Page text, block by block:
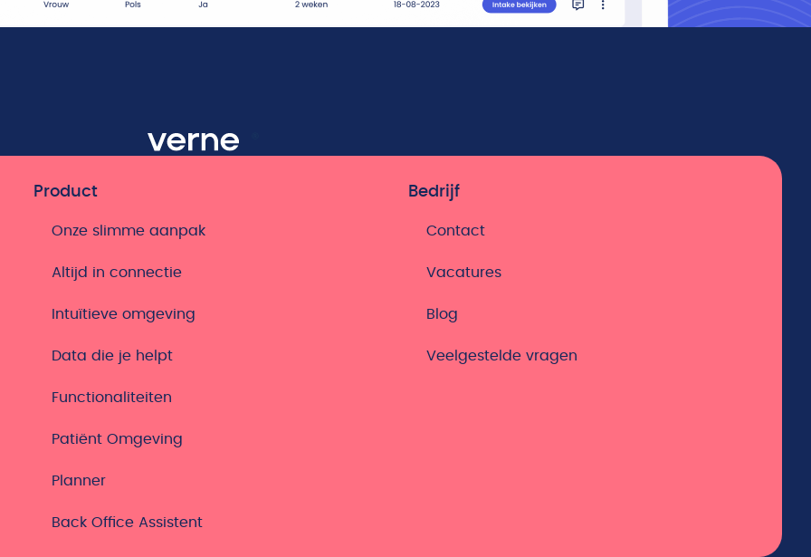
Product
Onze slimme aanpak
Altijd in connectie
Intuïtieve omgeving
Data die je helpt
Functionaliteiten
Patiënt Omgeving
Planner
Back Office Assistent
Bedrijf
Contact
Vacatures
Blog
Veelgestelde vragen